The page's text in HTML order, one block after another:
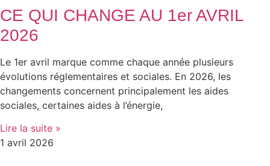
CE QUI CHANGE AU 1er AVRIL
2026
Le 1er avril marque comme chaque année plusieurs
évolutions réglementaires et sociales. En 2026, les
changements concernent principalement les aides
sociales, certaines aides à l’énergie,
Lire la suite »
1 avril 2026